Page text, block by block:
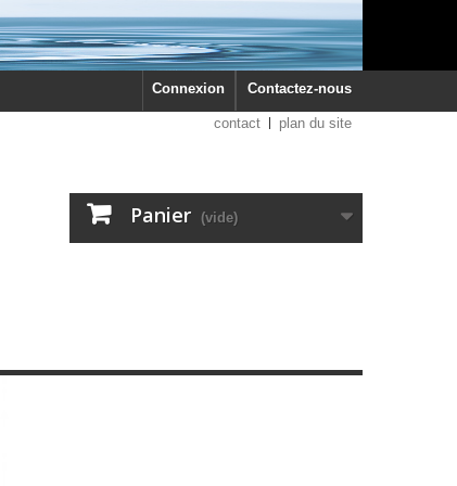
Contactez-nous
Connexion
contact plan du site
Panier (vide)